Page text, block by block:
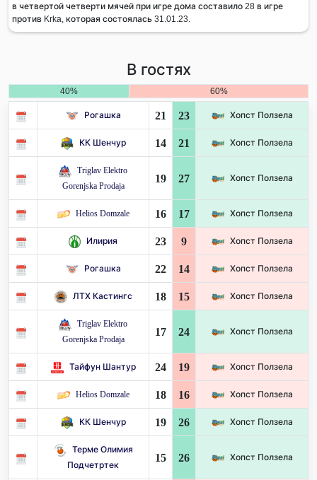
в четвертой четверти мячей при игре дома составило 28 в игре
против Krka, которая состоялась 31.01.23.
В гостях
40% 60%
Рогашка 21 23 Хопст Ползела
КК Шенчур 14 21 Хопст Ползела
Triglav Elektro
Gorenjska Prodaja
19 27 Хопст Ползела
Helios Domzale 16 17 Хопст Ползела
Илирия 23 9 Хопст Ползела
Рогашка 22 14 Хопст Ползела
ЛТХ Кастингс 18 15 Хопст Ползела
Triglav Elektro
Gorenjska Prodaja
17 24 Хопст Ползела
Тайфун Шантур 24 19 Хопст Ползела
Helios Domzale 18 16 Хопст Ползела
КК Шенчур 19 26 Хопст Ползела
Терме Олимия
Подчетртек
15 26 Хопст Ползела